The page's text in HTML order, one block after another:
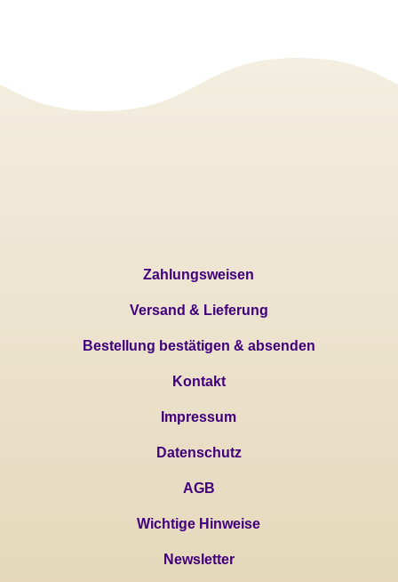
Zahlungsweisen
Versand & Lieferung
Bestellung bestätigen & absenden
Kontakt
Impressum
Datenschutz
AGB
Wichtige Hinweise
Newsletter